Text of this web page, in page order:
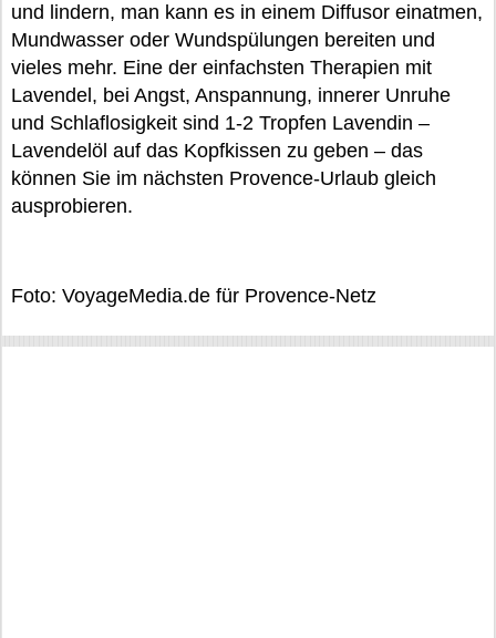
und lindern, man kann es in einem Diffusor einatmen,
Mundwasser oder Wundspülungen bereiten und
vieles mehr. Eine der einfachsten Therapien mit
Lavendel, bei Angst, Anspannung, innerer Unruhe
und Schlaflosigkeit sind 1-2 Tropfen Lavendin –
Lavendelöl auf das Kopfkissen zu geben – das
können Sie im nächsten Provence-Urlaub gleich
ausprobieren.
Foto: VoyageMedia.de für Provence-Netz